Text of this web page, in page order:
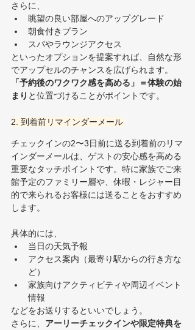
さらに、
眺望の良い部屋へのアップグレード
朝食付きプラン
スパやラウンジアクセス
といったオプションを提案すれば、自然な形
でアップセルのチャンスを広げられます。
「予約後のワクワク感を高める」＝体験の始
まり と位置づけることがポイントです。
2. 到着前リマインダーメール
チェックインの2〜3日前に送る到着前のリマ
インダーメールは、ゲストの安心感を高める
重要なタッチポイントです。特に家族でご来
館予定のファミリー層や、休暇・レジャー目
的で来られるお客様には送ることをおすすめ
します。
具体的には、
当日の天気予報
アクセス案内（最寄り駅からの行き方な
ど）
家族向けアクティビティや周辺イベント
情報
などをお送りするといいでしょう。
さらに、 アーリーチェックインや限定特典を